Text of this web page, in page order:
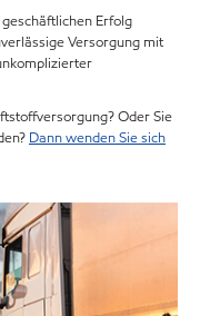
Erfolg
Versorgung mit
Oder Sie
Dann wenden Sie sich